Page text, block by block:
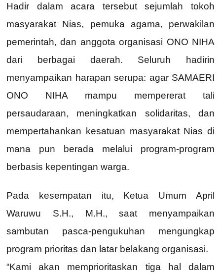
Hadir dalam acara tersebut sejumlah tokoh
masyarakat Nias, pemuka agama, perwakilan
pemerintah, dan anggota organisasi ONO NIHA
dari berbagai daerah. Seluruh hadirin
menyampaikan harapan serupa: agar SAMAERI
ONO NIHA mampu mempererat tali
persaudaraan, meningkatkan solidaritas, dan
mempertahankan kesatuan masyarakat Nias di
mana pun berada melalui program-program
berbasis kepentingan warga.
Pada kesempatan itu, Ketua Umum April
Waruwu S.H., M.H., saat menyampaikan
sambutan pasca-pengukuhan mengungkap
program prioritas dan latar belakang organisasi.
“Kami akan memprioritaskan tiga hal dalam